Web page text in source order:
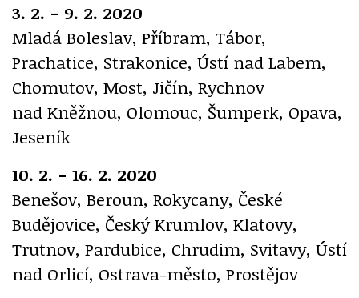
3. 2. - 9. 2. 2020
Mladá Boleslav, Příbram, Tábor,
Prachatice, Strakonice, Ústí nad Labem,
Chomutov, Most, Jičín, Rychnov
nad Kněžnou, Olomouc, Šumperk, Opava,
Jeseník
10. 2. - 16. 2. 2020
Benešov, Beroun, Rokycany, České
Budějovice, Český Krumlov, Klatovy,
Trutnov, Pardubice, Chrudim, Svitavy, Ústí
nad Orlicí, Ostrava-město, Prostějov